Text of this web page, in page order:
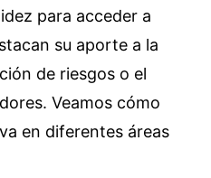
para acceder a
su aporte a la
de riesgos o el
Veamos cómo
en diferentes áreas